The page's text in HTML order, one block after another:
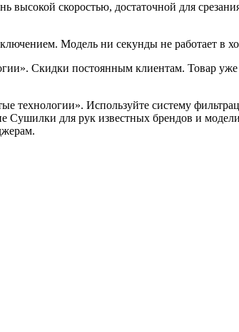
высокой скоростью, достаточной для
Модель ни секунды не работает в
Скидки постоянным клиентам. Товар
технологии». Используйте систему
Сушилки для рук известных брендов и